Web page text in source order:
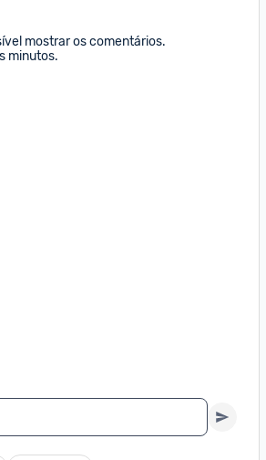
mostrar os comentários.
minutos.